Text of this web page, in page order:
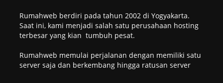
Rumahweb berdiri pada tahun 2002 di Yogyakarta.
Saat ini, kami menjadi salah satu perusahaan hosting
terbesar yang kian tumbuh pesat.
Rumahweb memulai perjalanan dengan memiliki satu
server saja dan berkembang hingga ratusan server